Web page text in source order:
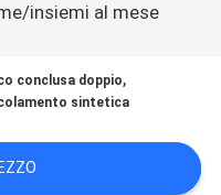
insiemi al mese
conclusa doppio,
sintetica